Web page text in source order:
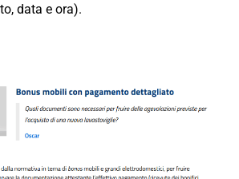
data e ora).